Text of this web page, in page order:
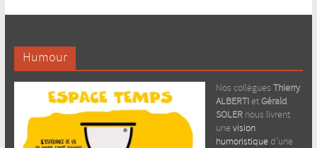
Humour
Nos collègues Thierry
ALBERTIet Gérald
SOLER nous livrent
une vision
humoristiqued’une